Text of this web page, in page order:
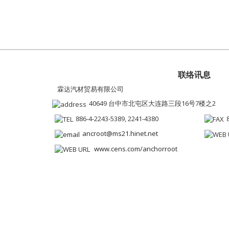
联络讯息
霖达汽材贸易有限公司
40649 台中市北屯区大连路三段16号7楼之2
886-4-2243-5389, 2241-4380
ancroot@ms21.hinet.net
www.cens.com/anchorroot